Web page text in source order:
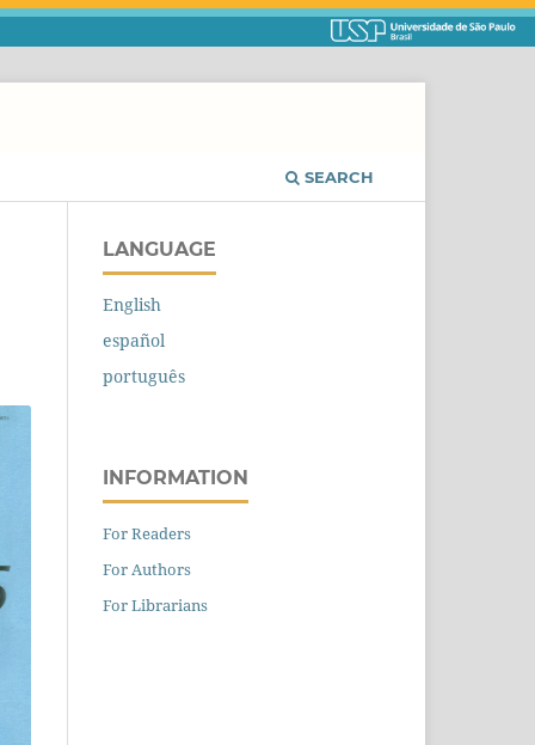
SEARCH
LANGUAGE
English
español
português
INFORMATION
For Readers
For Authors
For Librarians